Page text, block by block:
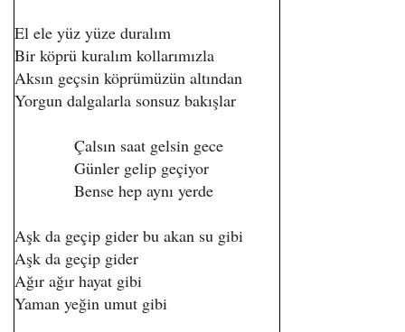
El ele yüz yüze duralım
Bir köprü kuralım kollarımızla
Aksın geçsin köprümüzün altından
Yorgun dalgalarla sonsuz bakışlar
Çalsın saat gelsin gece
Günler gelip geçiyor
Bense hep aynı yerde
Aşk da geçip gider bu akan su gibi
Aşk da geçip gider
Ağır ağır hayat gibi
Yaman yeğin umut gibi